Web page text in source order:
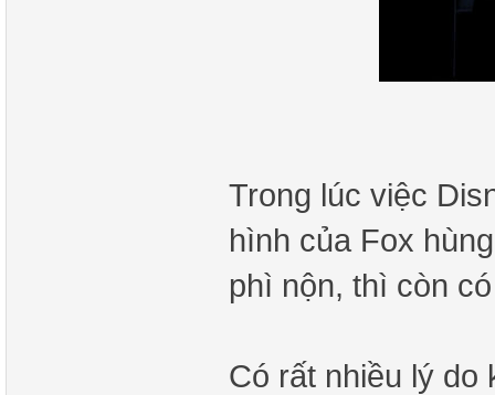
Trong lúc việc
hình của Fox
phì nộn, thì còn
Có rất nhiều lý do